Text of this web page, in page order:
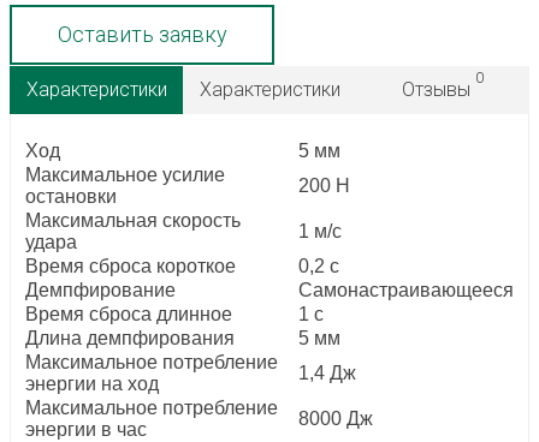
Оставить заявку
Характеристики Характеристики Отзывы
0
Ход
5 мм
Максимальное усилие
остановки
200 Н
Максимальная скорость
удара
1 м/с
Время сброса короткое
0,2 с
Демпфирование
Самонастраивающееся
Время сброса длинное
1 с
Длина демпфирования
5 мм
Максимальное потребление
энергии на ход
1,4 Дж
Максимальное потребление
энергии в час
8000 Дж